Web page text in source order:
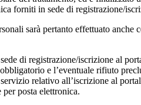
forniti in sede di registrazione/
sarà pertanto effettuato
di registrazione/iscrizione al
e l’eventuale rifiuto
servizio relativo all’iscrizione al
posta elettronica.